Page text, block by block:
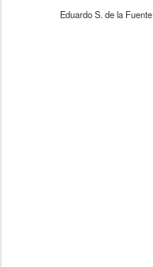
Eduardo S. de la Fuente